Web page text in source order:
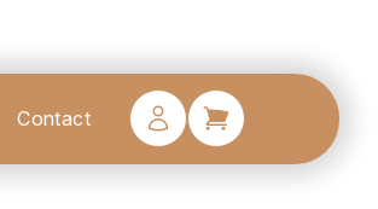
Contact